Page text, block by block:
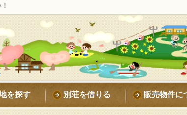
を探す 別荘を借りる 販売物件に